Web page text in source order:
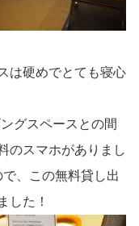
は硬めでとても寝心
グスペースとの間
のスマホがありまし
、この無料貸し出
した！